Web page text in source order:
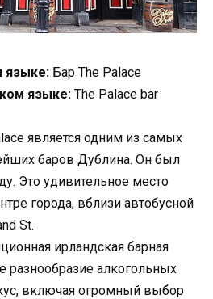
языке: Бар The Palace
языке: The Palace bar
является одним из самых
баров Дублина. Он был
Это удивительное место
города, вблизи автобусной
St.
ирландская барная
разнообразие алкогольных
включая огромный выбор